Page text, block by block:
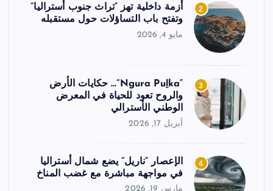
2
أزمة داخلية تهز “تراث جنوب أستراليا”
وتفتح باب التساؤلات حول مستقبله
مايو 4, 2026
3
“Ngura Puḻka”… حكايات الأرض
والروح تعود للحياة في المعرض
الوطني الأسترالي
أبريل 17, 2026
4
الإعصار “ناريل” يضع شمال أستراليا
في مواجهة مباشرة مع غضب المناخ
مارس 19, 2026